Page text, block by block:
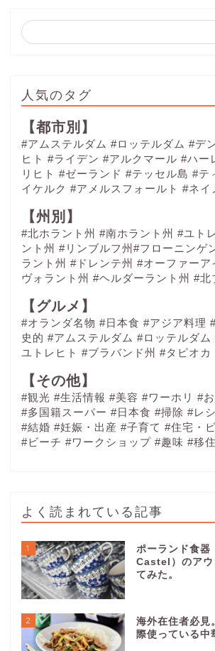
人気のタグ
【都市別】
#アムステルダム #ロッテルダム #デ
ヒト #ライデン #アルクマール #ハー
リヒト #ゼーランド #テッセル島 #テ
イケルク #アメルスフォールト #ネイ
【州別】
#北ホラント州 #南ホラント州 #ユト
ント州 #リンブルフ州#フローニンゲ
ラント州 #ドレンテ州 #オーファーア
ヴォラント州 #ヘルダーラント州 #北
【グルメ】
#オランダ名物 #日本食 #アジア料理
史的 #アムステルダム #ロッテルダム
ユトレヒト #ブラバンド州 #タピオカ
【その他】
#観光 #生活情報 #美容 #ワーホリ #
#多国籍スーパー #日本食 #掃除 #レ
#結婚 #妊娠・出産 #子育て #住宅・
#ビーチ #ワークショップ #趣味 #移
よく読まれている記事
1
ポーランド食
Castel）のアウ
てみた。
2
海外在住者必見
際使っている中